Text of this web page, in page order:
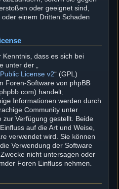
oder geeignet sind,
einem Dritten Schaden
Kenntnis, dass es sich bei
unter der „
License v2“ (GPL)
Foren-Software von phpBB
handelt;
Informationen werden durch
Community unter
zur Verfügung gestellt. Beide
auf die Art und Weise,
verwendet wird. Sie können
Verwendung der Software
nicht untersagen oder
Foren Einfluss nehmen.